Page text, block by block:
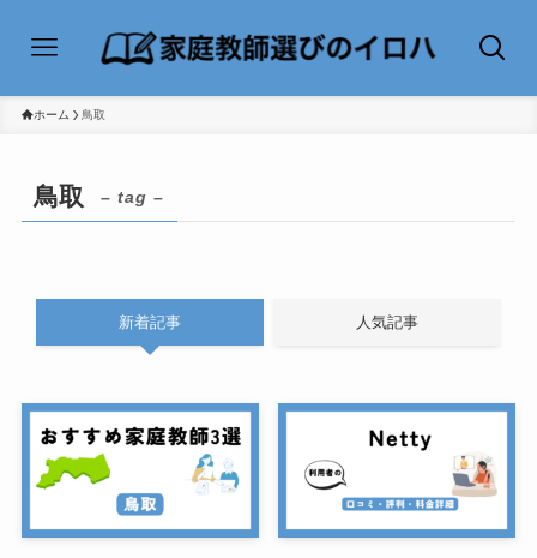
ホーム 鳥取
鳥取 – tag –
新着記事 人気記事